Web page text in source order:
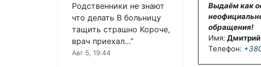
Родственники не знают
что делать В больницу
тащить страшно Короче,
врач приехал…”
Авг 5, 19:44
Выдаём как
обращения!
Имя: Дмитрий
Телефон: